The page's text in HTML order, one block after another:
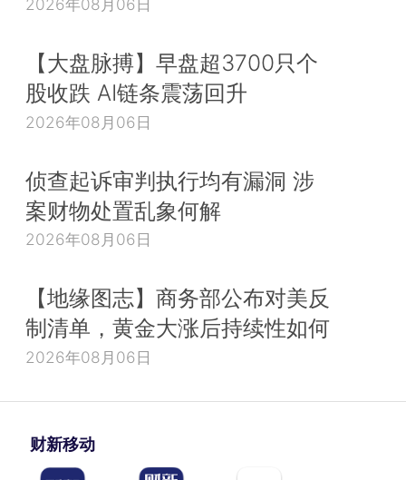
2026年08月06日
【大盘脉搏】早盘超3700只个
股收跌 AI链条震荡回升
2026年08月06日
侦查起诉审判执行均有漏洞 涉
案财物处置乱象何解
2026年08月06日
【地缘图志】商务部公布对美反
制清单，黄金大涨后持续性如何
2026年08月06日
财新移动